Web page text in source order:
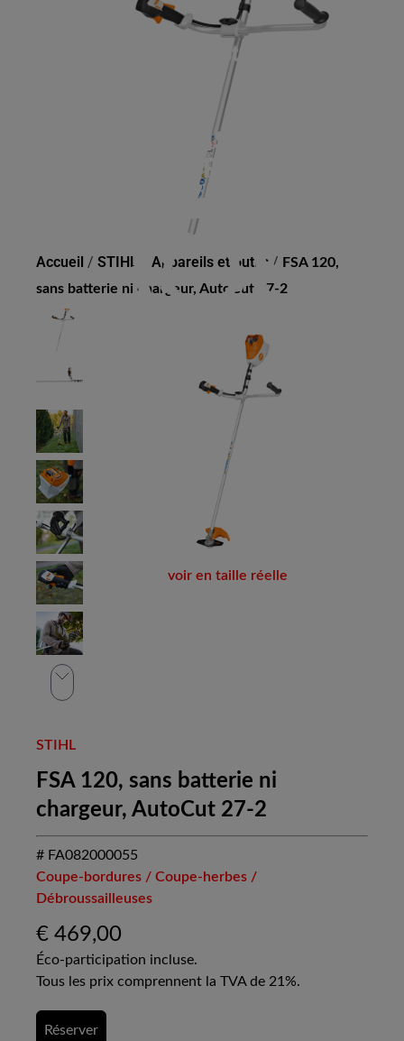
FSA 120, SANS BATTERIE
NI CHARGEUR, AUTOCUT
27-2
Accueil / STIHL Appareils et outils / FSA 120,
sans batterie ni chargeur, AutoCut 27-2
voir en taille réelle
STIHL
FSA 120, sans batterie ni
chargeur, AutoCut 27-2
# FA082000055
Coupe-bordures / Coupe-herbes /
Débroussailleuses
€ 469,00
Éco-participation incluse.
Tous les prix comprennent la TVA de 21%.
Réserver